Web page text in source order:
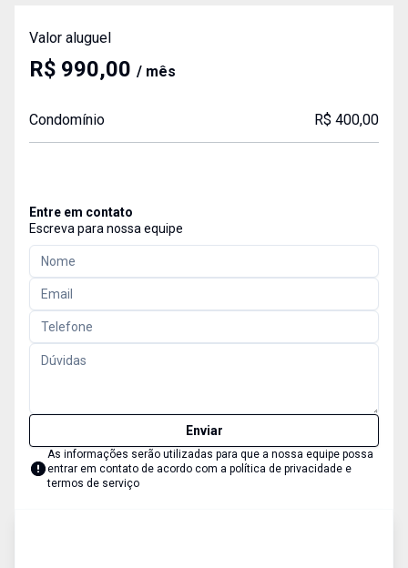
Valor aluguel
R$ 990,00 / mês
Condomínio R$ 400,00
Entre em contato
Escreva para nossa equipe
Enviar
As informações serão utilizadas para que a nossa equipe possa
entrar em contato de acordo com a política de privacidade e
termos de serviço